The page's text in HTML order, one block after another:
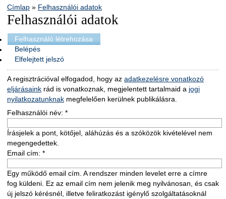
Címlap » Felhasználói adatok
Felhasználói adatok
Felhasználó létrehozása
Belépés
Elfelejtett jelszó
A regisztrációval elfogadod, hogy az adatkezelésre vonatkozó
eljárásaink rád is vonatkoznak, megjelentett tartalmaid a jogi
nyilatkozatunknak megfelelően kerülnek publikálásra.
Felhasználói név: *
Írásjelek a pont, kötőjel, aláhúzás és a szóközök kivételével nem
megengedettek.
Email cím: *
Egy működő email cím. A rendszer minden levelet erre a címre
fog küldeni. Ez az email cím nem jelenik meg nyilvánosan, és csak
új jelszó kérésnél, illetve feliratkozást igénylő szolgáltatásoknál